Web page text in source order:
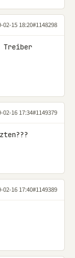
02-15 18:20#1148298
02-16 17:34#1149379
02-16 17:40#1149389